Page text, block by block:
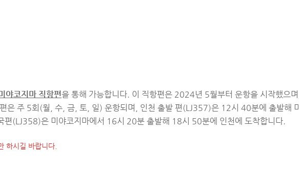
야코지마 직항편을 통해 가능합니다. 이 직항편은 2024년 5월부터 운항을 시작했으며,
은 주 5회(월, 수, 금, 토, 일) 운항되며, 인천 출발 편(LJ357)은 12시 40분에 출발해 미
편(LJ358)은 미야코지마에서 16시 20분 출발해 18시 50분에 인천에 도착합니다.
하시길 바랍니다.